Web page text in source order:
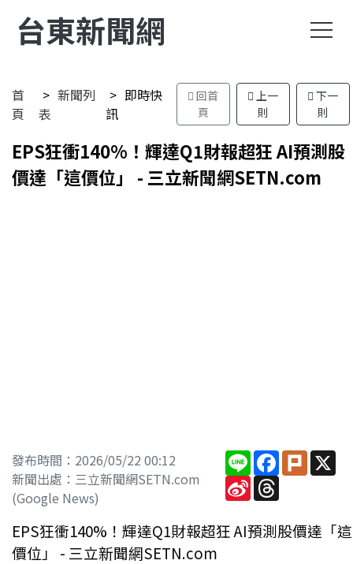
台東新聞網
首
頁
新聞列
表
即時快
訊
回首
頁
上一
則
下一
則
EPS狂衝140%！輝達Q1財報超狂 AI預測股
價達「這價位」 - 三立新聞網SETN.com
發布時間：2026/05/22 00:12
新聞出處：三立新聞網SETN.com
(Google News)
LineFacebook
PlurkX
Sina
Weibo
Threads
EPS狂衝140%！輝達Q1財報超狂 AI預測股價達「這
價位」 - 三立新聞網SETN.com